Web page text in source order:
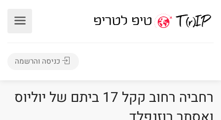
כניסה והרשמה
רחביה רחוב קקל 17 ביתם של יוליוס